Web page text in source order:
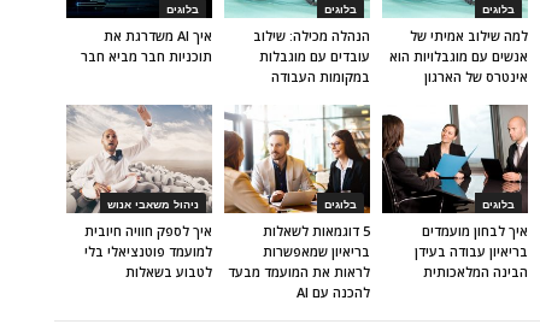
בלוגים
איך AI משדרגת את
תוכניות חבר מביא חבר
בלוגים
הנהלה מכילה: שילוב
עובדים עם מוגבלות
במקומות העבודה
בלוגים
למה שילוב אמיתי של
אנשים עם מוגבלויות הוא
אינטרס של הארגון
ניהול משאבי אנוש
איך לספק חוויה חיובית
למועמד פוטנציאלי בלי
לטבוע בשאלות
בלוגים
5 דוגמאות לשאלות
בריאיון שמאפשרות
לראות את המועמד מבעד
להכנה עם AI
בלוגים
איך לבחון מועמדים
בריאיון עבודה בעידן
הבינה המלאכותית